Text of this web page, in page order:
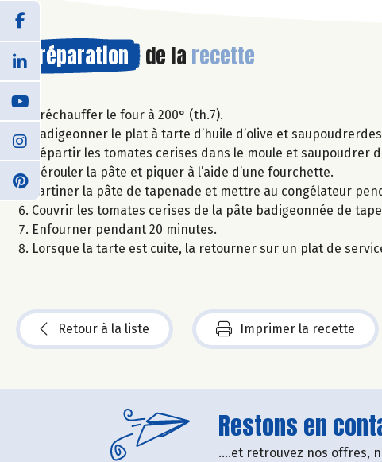
Préparation de la recette
Préchauffer le four à 200° (th.7).
Badigeonner le plat à tarte d’huile d’olive et
Répartir les tomates cerises dans le moule et saupoudrer
Dérouler la pâte et piquer à l’aide d’une fourchette.
Tartiner la pâte de tapenade et mettre au congélateur
Couvrir les tomates cerises de la pâte badigeonnée de
Enfourner pendant 20 minutes.
Lorsque la tarte est cuite, la retourner sur un plat de
Retour à la liste Imprimer la recette
Restons en
....et retrouvez nos offres,